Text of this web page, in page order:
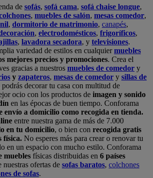
de sofás, sofá cama, sofá chaise longue,
, muebles de salón, mesas comedor,
, dormitorio de matrimonio, canapés,
, electrodomésticos, frigoríficos,
, lavadora secadora, y televisiones.
variedad de estilos en cualquiermuebles
mejores precios y promociones. Crea el
gracias a nuestros muebles de comedor y
y zapateros, mesas de comedor y sillas de
podrás decorar tu casa con multitud de
ocio con los productos de imagen y sonido
en las épocas de buen tiempo. Conforama
envío a domicilio como recogida en tienda.
entre nuestra gama de más de 7.000
en tu domicilio, o bien con recogida gratis
física. No esperes más para crear o renovar tu
en un espacio con mucho estilo. Conforama
muebles físicas distribuidas en 6 países
ofertas de sofas baratos, colchones
de sofas.